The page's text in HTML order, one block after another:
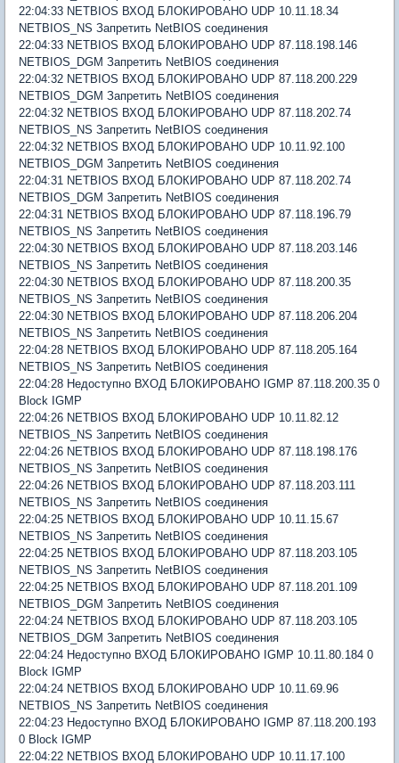
22:04:33 NETBIOS ВХОД БЛОКИРОВАНО UDP 10.11.18.34
NETBIOS_NS Запретить NetBIOS соединения
22:04:33 NETBIOS ВХОД БЛОКИРОВАНО UDP 87.118.198.146
NETBIOS_DGM Запретить NetBIOS соединения
22:04:32 NETBIOS ВХОД БЛОКИРОВАНО UDP 87.118.200.229
NETBIOS_DGM Запретить NetBIOS соединения
22:04:32 NETBIOS ВХОД БЛОКИРОВАНО UDP 87.118.202.74
NETBIOS_NS Запретить NetBIOS соединения
22:04:32 NETBIOS ВХОД БЛОКИРОВАНО UDP 10.11.92.100
NETBIOS_DGM Запретить NetBIOS соединения
22:04:31 NETBIOS ВХОД БЛОКИРОВАНО UDP 87.118.202.74
NETBIOS_DGM Запретить NetBIOS соединения
22:04:31 NETBIOS ВХОД БЛОКИРОВАНО UDP 87.118.196.79
NETBIOS_NS Запретить NetBIOS соединения
22:04:30 NETBIOS ВХОД БЛОКИРОВАНО UDP 87.118.203.146
NETBIOS_NS Запретить NetBIOS соединения
22:04:30 NETBIOS ВХОД БЛОКИРОВАНО UDP 87.118.200.35
NETBIOS_NS Запретить NetBIOS соединения
22:04:30 NETBIOS ВХОД БЛОКИРОВАНО UDP 87.118.206.204
NETBIOS_NS Запретить NetBIOS соединения
22:04:28 NETBIOS ВХОД БЛОКИРОВАНО UDP 87.118.205.164
NETBIOS_NS Запретить NetBIOS соединения
22:04:28 Недоступно ВХОД БЛОКИРОВАНО IGMP 87.118.200.35 0
Block IGMP
22:04:26 NETBIOS ВХОД БЛОКИРОВАНО UDP 10.11.82.12
NETBIOS_NS Запретить NetBIOS соединения
22:04:26 NETBIOS ВХОД БЛОКИРОВАНО UDP 87.118.198.176
NETBIOS_NS Запретить NetBIOS соединения
22:04:26 NETBIOS ВХОД БЛОКИРОВАНО UDP 87.118.203.111
NETBIOS_NS Запретить NetBIOS соединения
22:04:25 NETBIOS ВХОД БЛОКИРОВАНО UDP 10.11.15.67
NETBIOS_NS Запретить NetBIOS соединения
22:04:25 NETBIOS ВХОД БЛОКИРОВАНО UDP 87.118.203.105
NETBIOS_NS Запретить NetBIOS соединения
22:04:25 NETBIOS ВХОД БЛОКИРОВАНО UDP 87.118.201.109
NETBIOS_DGM Запретить NetBIOS соединения
22:04:24 NETBIOS ВХОД БЛОКИРОВАНО UDP 87.118.203.105
NETBIOS_DGM Запретить NetBIOS соединения
22:04:24 Недоступно ВХОД БЛОКИРОВАНО IGMP 10.11.80.184 0
Block IGMP
22:04:24 NETBIOS ВХОД БЛОКИРОВАНО UDP 10.11.69.96
NETBIOS_NS Запретить NetBIOS соединения
22:04:23 Недоступно ВХОД БЛОКИРОВАНО IGMP 87.118.200.193
0 Block IGMP
22:04:22 NETBIOS ВХОД БЛОКИРОВАНО UDP 10.11.17.100